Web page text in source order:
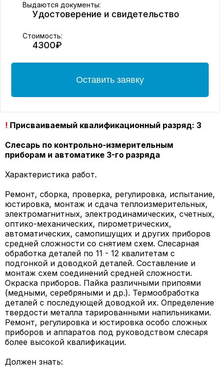
Выдаются документы:
Удостоверение и свидетельство
Стоимость:
4300₽
Оставить заявку
! Присваиваемый квалификационный разряд: 3
Слесарь по контрольно-измерительным
приборам и автоматике 3-го разряда
Характеристика работ.
Ремонт, сборка, проверка, регулировка, испытание,
юстировка, монтаж и сдача теплоизмерительных,
электромагнитных, электродинамических, счетных,
оптико-механических, пирометрических,
автоматических, самопишущих и других приборов
средней сложности со снятием схем. Слесарная
обработка деталей по 11 - 12 квалитетам с
подгонкой и доводкой деталей. Составление и
монтаж схем соединений средней сложности.
Окраска приборов. Пайка различными припоями
(медными, серебряными и др.). Термообработка
деталей с последующей доводкой их. Определение
твердости металла тарированными напильниками.
Ремонт, регулировка и юстировка особо сложных
приборов и аппаратов под руководством слесаря
более высокой квалификации.
Должен знать: